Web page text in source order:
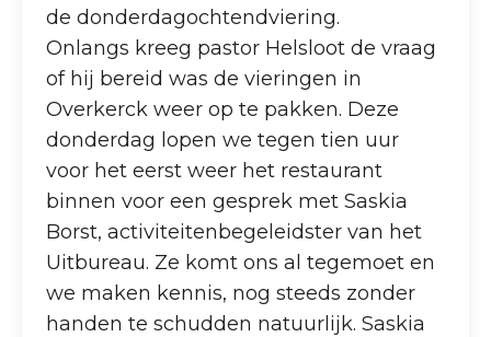
de donderdagochtendviering.
Onlangs kreeg pastor Helsloot de vraag
of hij bereid was de vieringen in
Overkerck weer op te pakken. Deze
donderdag lopen we tegen tien uur
voor het eerst weer het restaurant
binnen voor een gesprek met Saskia
Borst, activiteitenbegeleidster van het
Uitbureau. Ze komt ons al tegemoet en
we maken kennis, nog steeds zonder
handen te schudden natuurlijk. Saskia